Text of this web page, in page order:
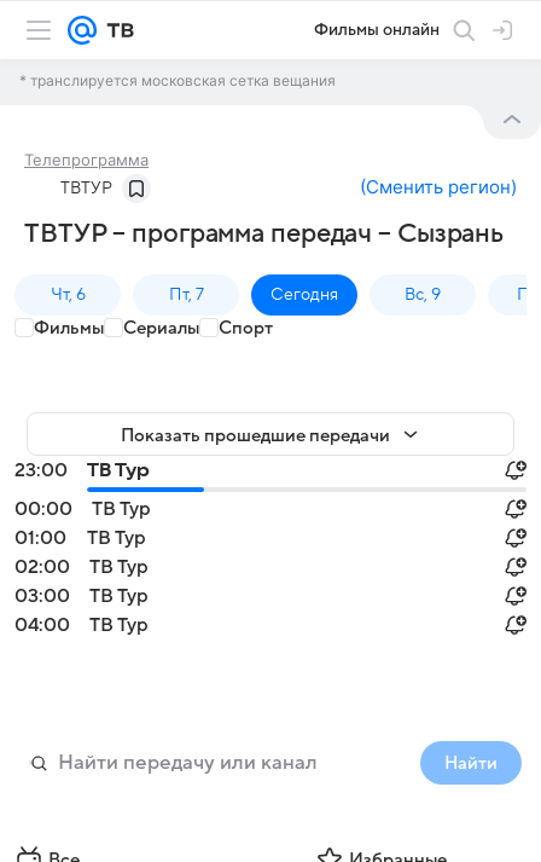
Фильмы онлайн
* транслируется московская сетка вещания
Телепрограмма
ТВТУР (Сменить регион)
ТВТУР – программа передач – Сызрань
Чт, 6 Пт, 7 Сегодня Вс, 9
Фильмы Сериалы Спорт
Показать прошедшие передачи
23:00
ТВ Тур
00:00
ТВ Тур
01:00
ТВ Тур
02:00
ТВ Тур
03:00
ТВ Тур
04:00
ТВ Тур
Найти